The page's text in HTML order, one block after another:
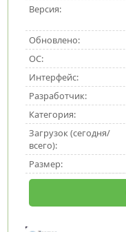
Версия:
Обновлено:
ОС:
Интерфейс:
Разработчик:
Категория:
Загрузок (сегодня/
всего):
Размер: